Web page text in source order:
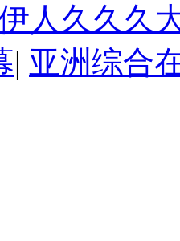
人久久久
| 亚洲综合